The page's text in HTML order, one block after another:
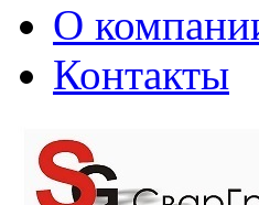
О
Контакты